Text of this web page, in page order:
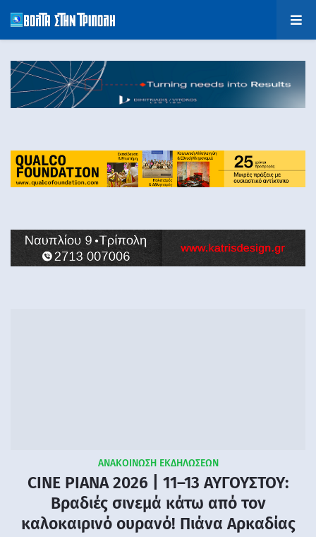
ΑΝΑΚΟΙΝΩΣΗ ΕΚΔΗΛΩΣΕΩΝ
CINE PIANA 2026 | 11–13 ΑΥΓΟΥΣΤΟΥ:
Βραδιές σινεμά κάτω από τον
καλοκαιρινό ουρανό! Πιάνα Αρκαδίας